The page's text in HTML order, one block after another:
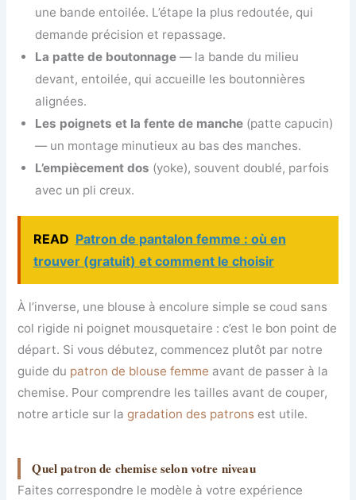
une bande entoilée. L’étape la plus redoutée, qui
demande précision et repassage.
La patte de boutonnage — la bande du milieu
devant, entoilée, qui accueille les boutonnières
alignées.
Les poignets et la fente de manche (patte capucin)
— un montage minutieux au bas des manches.
L’empiècement dos (yoke), souvent doublé, parfois
avec un pli creux.
READ Patron de pantalon femme : où en
trouver (gratuit) et comment le choisir
À l’inverse, une blouse à encolure simple se coud sans
col rigide ni poignet mousquetaire : c’est le bon point de
départ. Si vous débutez, commencez plutôt par notre
guide du patron de blouse femme avant de passer à la
chemise. Pour comprendre les tailles avant de couper,
notre article sur lagradation des patrons est utile.
Quel patron de chemise selon votre niveau
Faites correspondre le modèle à votre expérience